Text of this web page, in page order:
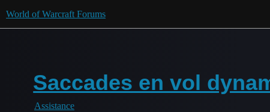
World of Warcraft Forums
Saccades en vol
Assistance